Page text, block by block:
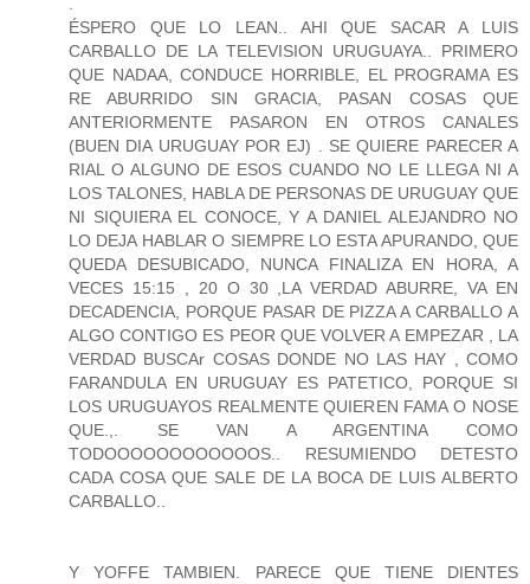
ÉSPERO QUE LO LEAN.. AHI QUE SACAR A LUIS
CARBALLO DE LA TELEVISION URUGUAYA.. PRIMERO
QUE NADAA, CONDUCE HORRIBLE, EL PROGRAMA ES
RE ABURRIDO SIN GRACIA, PASAN COSAS QUE
ANTERIORMENTE PASARON EN OTROS CANALES
(BUEN DIA URUGUAY POR EJ) . SE QUIERE PARECER A
RIAL O ALGUNO DE ESOS CUANDO NO LE LLEGA NI A
LOS TALONES, HABLA DE PERSONAS DE URUGUAY QUE
NI SIQUIERA EL CONOCE, Y A DANIEL ALEJANDRO NO
LO DEJA HABLAR O SIEMPRE LO ESTA APURANDO, QUE
QUEDA DESUBICADO, NUNCA FINALIZA EN HORA, A
VECES 15:15 , 20 O 30 ,LA VERDAD ABURRE, VA EN
DECADENCIA, PORQUE PASAR DE PIZZA A CARBALLO A
ALGO CONTIGO ES PEOR QUE VOLVER A EMPEZAR , LA
VERDAD BUSCAr COSAS DONDE NO LAS HAY , COMO
FARANDULA EN URUGUAY ES PATETICO, PORQUE SI
LOS URUGUAYOS REALMENTE QUIEREN FAMA O NOSE
QUE.,. SE VAN A ARGENTINA COMO
TODOOOOOOOOOOOOS.. RESUMIENDO DETESTO
CADA COSA QUE SALE DE LA BOCA DE LUIS ALBERTO
CARBALLO..
Y YOFFE TAMBIEN. PARECE QUE TIENE DIENTES